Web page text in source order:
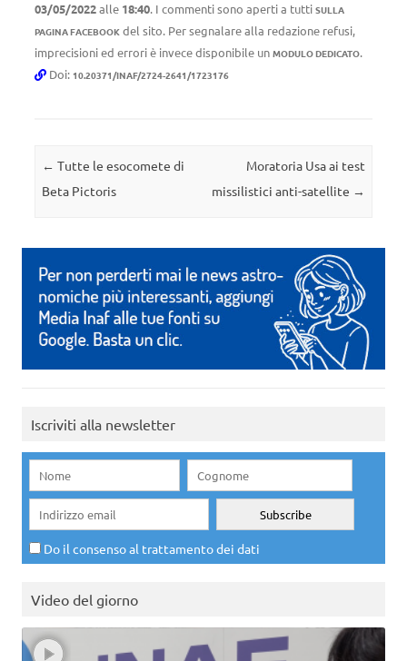
03/05/2022alle 18:40. I commenti sono aperti a tutti SULLA
PAGINA FACEBOOK del sito. Per segnalare alla redazione refusi,
imprecisioni ed errori è invece disponibile un MODULO DEDICATO.
Doi: 10.20371/INAF/2724-2641/1723176
Navigazione articolo
← Tutte le esocomete di
Beta Pictoris
Moratoria Usa ai test
missilistici anti-satellite →
Iscriviti alla newsletter
Do il consenso al trattamento dei dati
Video del giorno